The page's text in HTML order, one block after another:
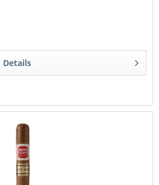
Details